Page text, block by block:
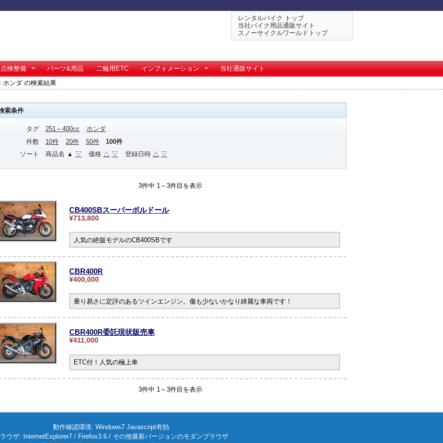
レンタルバイク トップ
当社バイク用品通販サイト
スノーサイクルワールドトップ
点検整備 パーツ&用品 二輪用ETC インフォメーション
当社通販サイト
ンダ の検索結果
索条件
タグ 251～400cc
ホンダ
件数
10件 20件 50件
100件
ソート
商品名 ▲ ▽ 価格 △ ▽ 登録日時 △ ▽
3件中 1～3件目を表示
CB400SBスーパーボルドール
¥713,800
人気の絶版モデルのCB400SBです
CBR400R
¥400,000
乗り易さに定評のあるツインエンジン。傷も少ないかなり綺麗な車両です！
CBR400R委託現状販売車
¥411,000
ETC付！人気の極上車
3件中 1～3件目を表示
動作確認環境: Windows7 Javascript有効
ウザ: InternetExplorer7 / Firefox3.6 / その他最新バージョンのモダンブラウザ